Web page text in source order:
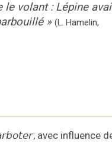
le volant : Lépine
» (L. Hamelin,
; avec influence